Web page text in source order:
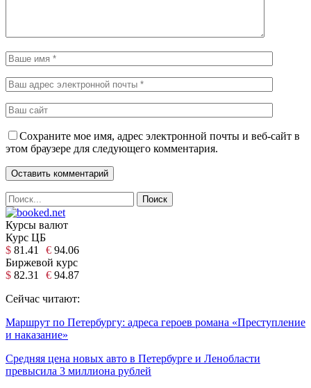
Сохраните мое имя, адрес электронной почты и веб-сайт в
этом браузере для следующего комментария.
Курсы валют
Курс ЦБ
$ 81.41 € 94.06
Биржевой курс
$ 82.31 € 94.87
Сейчас читают:
Маршрут по Петербургу: адреса героев романа «Преступление
и наказание»
Средняя цена новых авто в Петербурге и Ленобласти
превысила 3 миллиона рублей